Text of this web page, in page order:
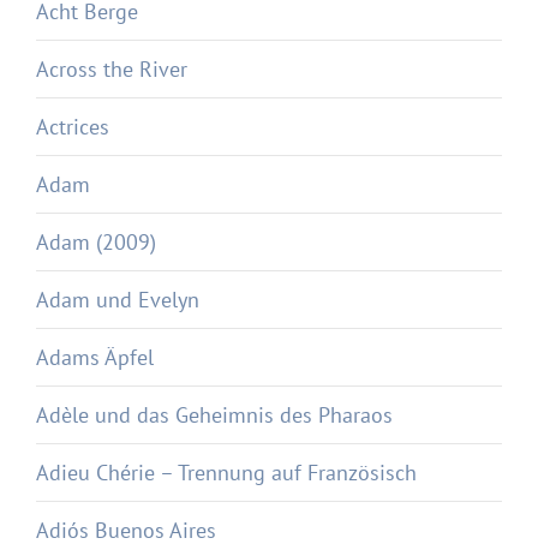
Acht Berge
Across the River
Actrices
Adam
Adam (2009)
Adam und Evelyn
Adams Äpfel
Adèle und das Geheimnis des Pharaos
Adieu Chérie – Trennung auf Französisch
Adiós Buenos Aires